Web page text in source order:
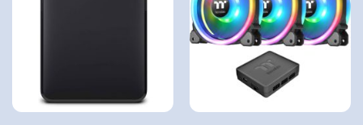
À LA
LISTE
D'ENVIES